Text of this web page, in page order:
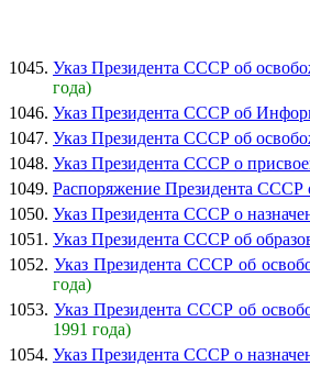
1045.Указ Президента СССР об
года)
1046. Указ Президента СССР об
1047. Указ Президента СССР об
1048. Указ Президента СССР о
1049. Распоряжение Президента СССР
1050. Указ Президента СССР о
1051. Указ Президента СССР об
1052. Указ Президента СССР об
года)
1053.Указ Президента СССР об
1991 года)
1054. Указ Президента СССР о